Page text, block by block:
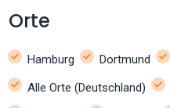
Orte
Hamburg Dortmund
Alle Orte (Deutschland)